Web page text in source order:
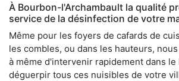
À Bourbon-l'Archambault la qualité
service de la désinfection de votre
Même pour les foyers de cafards de
les combles, ou dans les hauteurs,
à même d'intervenir rapidement dans le
déguerpir tous ces nuisibles de votre